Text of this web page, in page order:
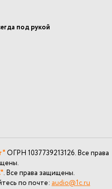
под рукой
ОГРН 1037739213126. Все права
. Все права защищены.
по почте:audio@1c.ru